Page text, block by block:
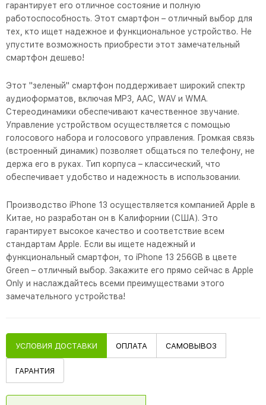
гарантирует его отличное состояние и полную
работоспособность. Этот смартфон – отличный выбор для
тех, кто ищет надежное и функциональное устройство. Не
упустите возможность приобрести этот замечательный
смартфон дешево!
Этот "зеленый" смартфон поддерживает широкий спектр
аудиоформатов, включая MP3, AAC, WAV и WMA.
Стереодинамики обеспечивают качественное звучание.
Управление устройством осуществляется с помощью
голосового набора и голосового управления. Громкая связь
(встроенный динамик) позволяет общаться по телефону, не
держа его в руках. Тип корпуса – классический, что
обеспечивает удобство и надежность в использовании.
Производство iPhone 13 осуществляется компанией Apple в
Китае, но разработан он в Калифорнии (США). Это
гарантирует высокое качество и соответствие всем
стандартам Apple. Если вы ищете надежный и
функциональный смартфон, то iPhone 13 256GB в цвете
Green – отличный выбор. Закажите его прямо сейчас в Apple
Only и наслаждайтесь всеми преимуществами этого
замечательного устройства!
УСЛОВИЯ ДОСТАВКИ ОПЛАТА САМОВЫВОЗ
ГАРАНТИЯ